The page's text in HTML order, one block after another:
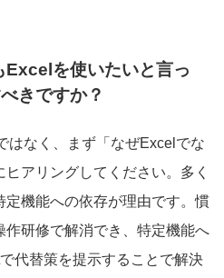
Excelを使いたいと言っ
きですか？
はなく、まず「なぜExcelでな
アリングしてください。多く
機能への依存が理由です。慣
作研修で解消でき、特定機能へ
代替策を提示することで解決